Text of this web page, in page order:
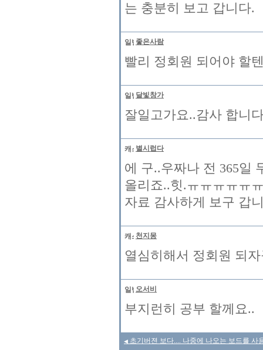
는 충분히 보고 갑니다.
좋은사람
빨리 정회원 되어야 할
달빛창가
잘일고가요..감사 합니
별시럽다
에 구..우짜나 전 365일
올리죠..힛.ㅠㅠㅠㅠㅠ
자료 감사하게 보구 갑
천지몽
열심히해서 정회원 되
오서비
부지런히 공부 할께요..
◀ 초기버젼 보다.... 나중에 나오는 보드를 사